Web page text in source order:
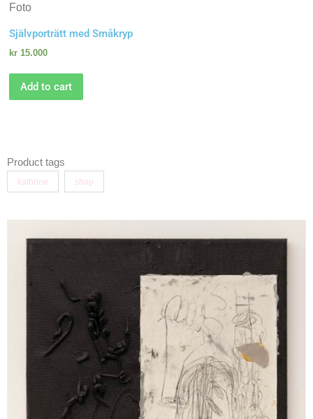
Foto
Självporträtt med Småkryp
kr15.000
Add to cart
Product tags
kathrine shop